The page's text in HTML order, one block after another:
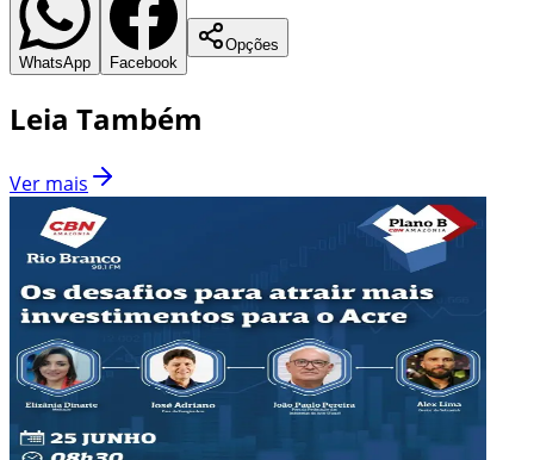
WhatsApp Facebook
Opções
Leia Também
Ver mais